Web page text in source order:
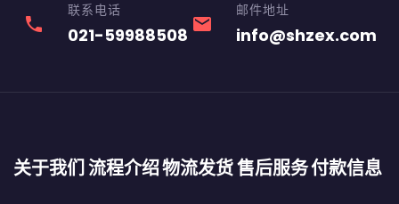
phone
联系电话
021-59988508 email
邮件地址
info@shzex.com
关于我们流程介绍物流发货售后服务付款信息